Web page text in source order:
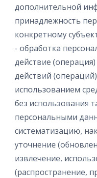
дополнительной
принадлежность
конкретному
- обработка
действие
действий
использованием
без использования
персональными
систематизацию,
уточнение
извлечение,
(распространение,